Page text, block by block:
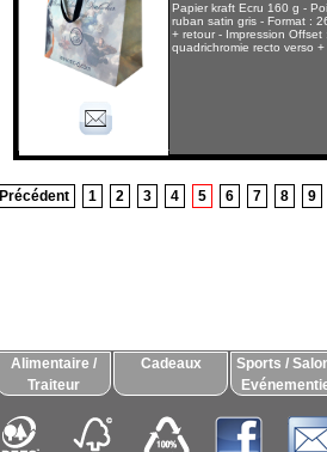
Papier kraft Ecru 160 g -
ruban satin gris - Format :
+ retour - Impression Offset :
quadrichromie recto verso
Précédent 1 2 3 4 5 6 7 8 9
Alimentaire /
Traiteur
Cadeaux
Sports /